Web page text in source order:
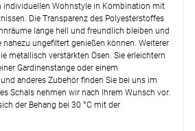
individuellen Wohnstyle in Kombination mit
Die Transparenz des Polyesterstoffes
lange hell und freundlich bleiben und
nahezu ungefiltert genießen können. Weiterer
metallisch verstärkten Ösen. Sie erleichtern
Gardinenstange oder einem
anderes Zubehör finden Sie bei uns im
Schals nehmen wir nach Ihrem Wunsch vor.
der Behang bei 30 °C mit der